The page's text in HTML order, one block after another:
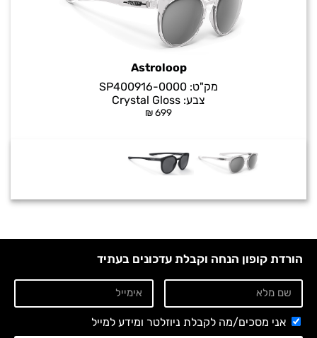
Astroloop
מק"ט: SP400916-0000
צבע: Crystal Gloss
₪699
הורדת קופון הנחה וקבלת עדכונים בעתיד
אני מסכים/מה לקבלת ניוזלטר ומידע למייל